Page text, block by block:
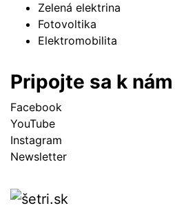
Zelená elektrina
Fotovoltika
Elektromobilita
Pripojte sa k nám
Facebook
YouTube
Instagram
Newsletter